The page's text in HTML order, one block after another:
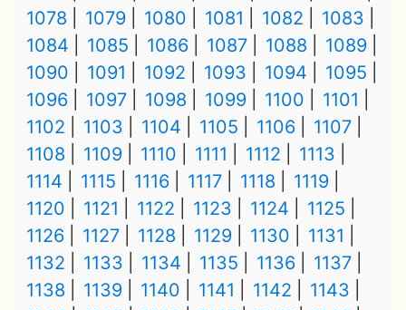
1078
1079 1080 1081 1082
1083
1084
1085 1086 1087 1088
1089
1090
1091 1092 1093 1094
1095
1096
1097 1098 1099 1100
1101
1102
1103 1104 1105 1106
1107
1108
1109 1110 1111 1112
1113
1114
1115 1116 1117 1118
1119
1120
1121 1122 1123 1124
1125
1126
1127 1128 1129 1130
1131
1132
1133 1134 1135 1136
1137
1138
1139 1140 1141 1142
1143